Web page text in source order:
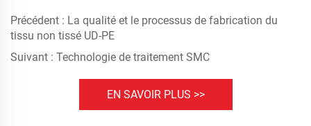
Précédent : La qualité et le processus de fabrication du
tissu non tissé UD-PE
Suivant : Technologie de traitement SMC
EN SAVOIR PLUS >>